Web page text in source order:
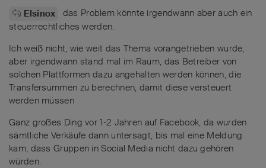
Elsinox
das Problem könnte irgendwann aber auch ein
steuerrechtliches werden.
Ich weiß nicht, wie weit das Thema vorangetrieben wurde,
aber irgendwann stand mal im Raum, das Betreiber von
solchen Plattformen dazu angehalten werden können, die
Transfersummen zu berechnen, damit diese versteuert
werden müssen
Ganz großes Ding vor 1-2 Jahren auf Facebook, da wurden
sämtliche Verkäufe dann untersagt, bis mal eine Meldung
kam, dass Gruppen in Social Media nicht dazu gehören
würden.